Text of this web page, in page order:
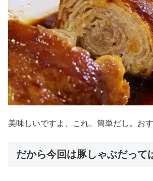
美味しいですよ、これ。簡単だし。おす
だから今回は豚しゃぶだって